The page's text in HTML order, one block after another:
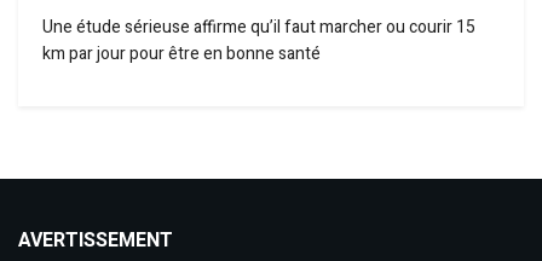
Une étude sérieuse affirme qu’il faut marcher ou courir 15
km par jour pour être en bonne santé
AVERTISSEMENT